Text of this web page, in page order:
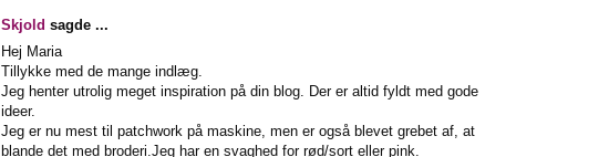
Skjold sagde ...
Hej Maria
Tillykke med de mange indlæg.
Jeg henter utrolig meget inspiration på din blog. Der er altid fyldt med gode
ideer.
Jeg er nu mest til patchwork på maskine, men er også blevet grebet af, at
blande det med broderi.Jeg har en svaghed for rød/sort eller pink.